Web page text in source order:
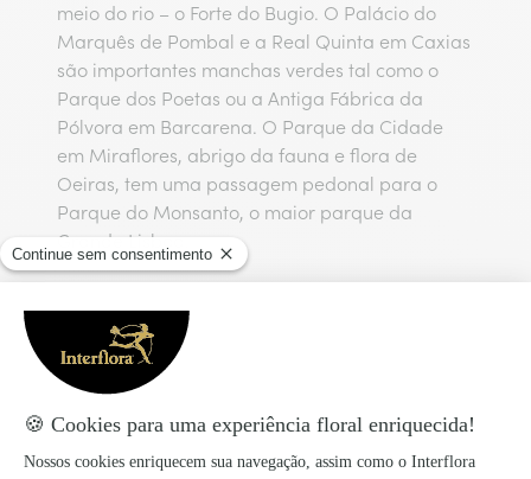
meio do rio – o Forte do Bugio. O Palácio do
Marquês de Pombal e a Real Quinta em Caxias
são importantes manchas verdes tal como o
Parque dos Poetas ou a Antiga Fábrica da
Pólvora em Barcarena. O Parque da Cidade
em Miraflores, abrigo da fauna e flora de
Oeiras, tem uma passagem pedonal para o
Parque do Monsanto, o maior parque da
Grande Lisboa.
Floristas da rede Interflora nas
principais cidades da região de
Lisboa